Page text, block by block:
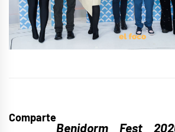
Comparte
Benidorm Fest